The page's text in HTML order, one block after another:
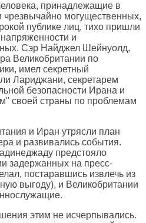
принадлежащие в
чрезвычайно могущественных,
публике лиц, тихо пришли
и
Сэр Найджел Шейнуолд,
Великобритании по
имел секретный
Лариджани, секретарем
безопасности Ирана и
своей страны по проблемам
и Иран утрясли план
и развивались события.
предстояло
задержанных на пресс-
постаравшись извлечь из
выгоду), и Великобритании
этим не исчерпывались.